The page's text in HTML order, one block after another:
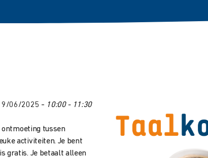
06/2025 - 10:00 - 11:30
ontmoeting tussen
activiteiten. Je bent
gratis. Je betaalt alleen